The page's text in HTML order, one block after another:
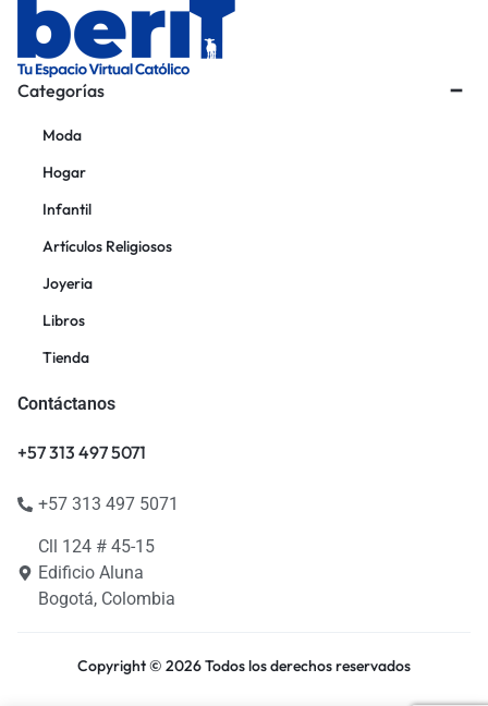
Categorías
Moda
Hogar
Infantil
Artículos Religiosos
Joyeria
Libros
Tienda
Contáctanos
+57 313 497 5071
+57 313 497 5071
Cll 124 # 45-15
Edificio Aluna
Bogotá, Colombia
Copyright © 2026 Todos los derechos reservados